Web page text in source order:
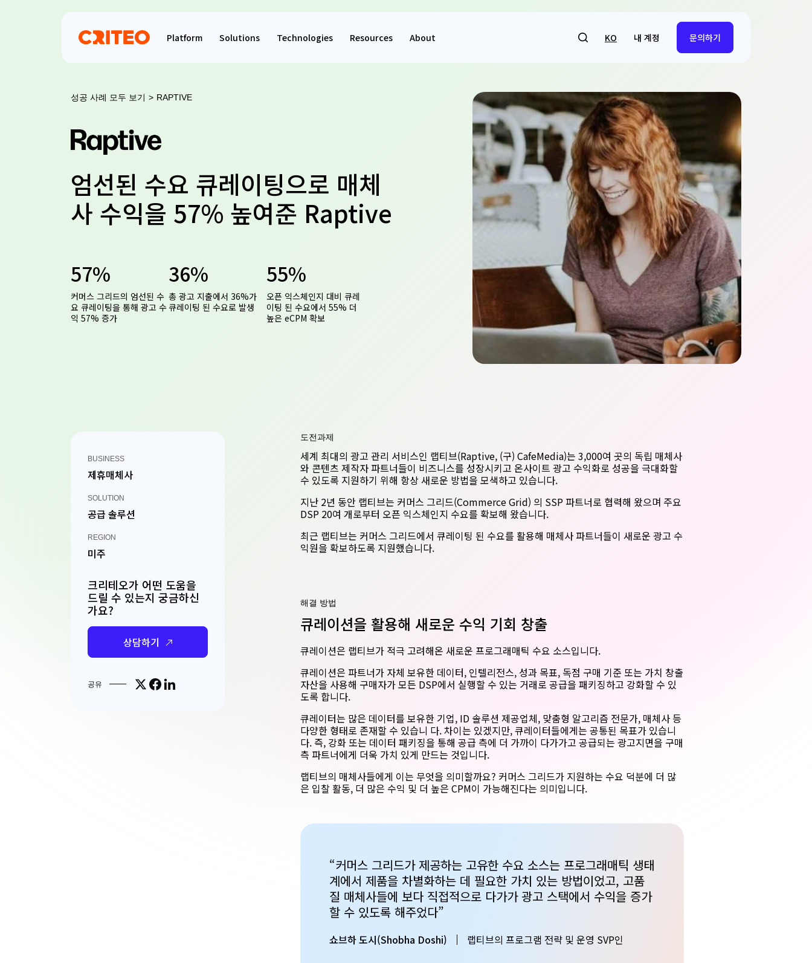
Platform Solutions Technologies Resources About KO 내 계정 문의하기
성공 사례 모두 보기 > RAPTIVE
엄선된 수요 큐레이팅으로 매체
사 수익을 57% 높여준 Raptive
57%
커머스 그리드의 엄선된 수
요 큐레이팅을 통해 광고 수
익 57% 증가
36%
총 광고 지출에서 36%가
큐레이팅 된 수요로 발생
55%
오픈 익스체인지 대비 큐레
이팅 된 수요에서 55% 더
높은 eCPM 확보
BUSINESS
제휴매체사
SOLUTION
공급 솔루션
REGION
미주
크리테오가 어떤 도움을
드릴 수 있는지 궁금하신
가요?
상담하기
공유 Share on X
Share on Facebook
Share on LinkedIn
도전과제
세계 최대의 광고 관리 서비스인 랩티브(Raptive, (구) CafeMedia)는 3,000여 곳의 독립 매체사
와 콘텐츠 제작자 파트너들이 비즈니스를 성장시키고 온사이트 광고 수익화로 성공을 극대화할
수 있도록 지원하기 위해 항상 새로운 방법을 모색하고 있습니다.
지난 2년 동안 랩티브는 커머스 그리드(Commerce Grid) 의 SSP 파트너로 협력해 왔으며 주요
DSP 20여 개로부터 오픈 익스체인지 수요를 확보해 왔습니다.
최근 랩티브는 커머스 그리드에서 큐레이팅 된 수요를 활용해 매체사 파트너들이 새로운 광고 수
익원을 확보하도록 지원했습니다.
해결 방법
큐레이션을 활용해 새로운 수익 기회 창출
큐레이션은 랩티브가 적극 고려해온 새로운 프로그래매틱 수요 소스입니다.
큐레이션은 파트너가 자체 보유한 데이터, 인텔리전스, 성과 목표, 독점 구매 기준 또는 가치 창출
자산을 사용해 구매자가 모든 DSP에서 실행할 수 있는 거래로 공급을 패키징하고 강화할 수 있
도록 합니다.
큐레이터는 많은 데이터를 보유한 기업, ID 솔루션 제공업체, 맞춤형 알고리즘 전문가, 매체사 등
다양한 형태로 존재할 수 있습니 다. 차이는 있겠지만, 큐레이터들에게는 공통된 목표가 있습니
다. 즉, 강화 또는 데이터 패키징을 통해 공급 측에 더 가까이 다가가고 공급되는 광고지면을 구매
측 파트너에게 더욱 가치 있게 만드는 것입니다.
랩티브의 매체사들에게 이는 무엇을 의미할까요? 커머스 그리드가 지원하는 수요 덕분에 더 많
은 입찰 활동, 더 많은 수익 및 더 높은 CPM이 가능해진다는 의미입니다.
“커머스 그리드가 제공하는 고유한 수요 소스는 프로그래매틱 생태
계에서 제품을 차별화하는 데 필요한 가치 있는 방법이었고, 고품
질 매체사들에 보다 직접적으로 다가가 광고 스택에서 수익을 증가
할 수 있도록 해주었다”
쇼브하 도시(Shobha Doshi) 랩티브의 프로그램 전략 및 운영 SVP인